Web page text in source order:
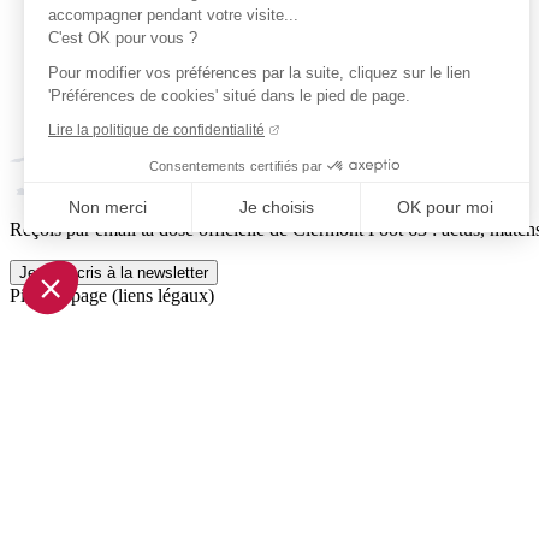
accompagner pendant votre visite...
C'est OK pour vous ?
Pour modifier vos préférences par la suite, cliquez sur le lien
'Préférences de cookies' situé dans le pied de page.
Lire la politique de confidentialité
Consentements certifiés par
Non merci Je choisis OK pour moi
Axeptio consent
Plateforme de Gestion du Consentement : Personnalisez vos
Notre plateforme vous permet d'adapter et de gérer vos
Reçois par email ta dose officielle de Clermont Foot 63 : actus,
Je m'inscris à la newsletter
Pied de page (liens légaux)